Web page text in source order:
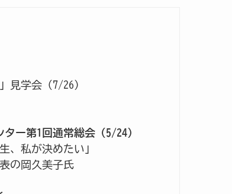
見学会（7/26）
ー第1回通常総会（5/24）
、私が決めたい」
の岡久美子氏